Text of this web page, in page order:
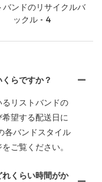
バンドのリサイクルバ
ックル - 4
らですか？
リストバンドの
望する配送日に
各バンドスタイル
ご覧ください。
くらい時間がか